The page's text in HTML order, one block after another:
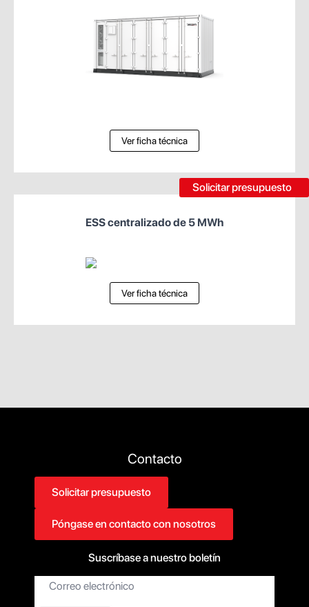
Solicitar presupuesto
Ver ficha técnica
ESS centralizado de 5 MWh
Ver ficha técnica
Contacto
Solicitar presupuesto
Póngase en contacto con nosotros
Suscríbase a nuestro boletín
Correo
electrónico